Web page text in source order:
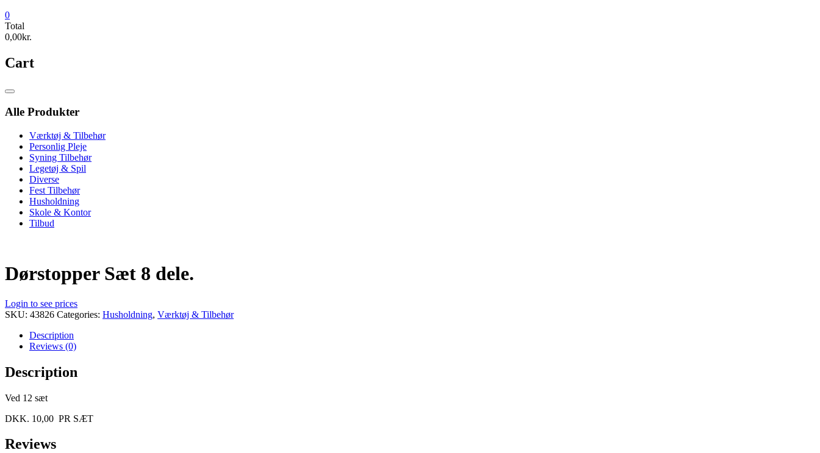
0
Total
0,00kr.
Cart
Catalog
Alle Produkter
Værktøj & Tilbehør
Personlig Pleje
Syning Tilbehør
Legetøj & Spil
Diverse
Fest Tilbehør
Husholdning
Skole & Kontor
Tilbud
Dørstopper Sæt 8 dele.
Login to see prices
SKU: 43826 Categories: Husholdning, Værktøj & Tilbehør
Description
Reviews (0)
Description
Ved 12 sæt
DKK. 10,00 PR SÆT
Reviews